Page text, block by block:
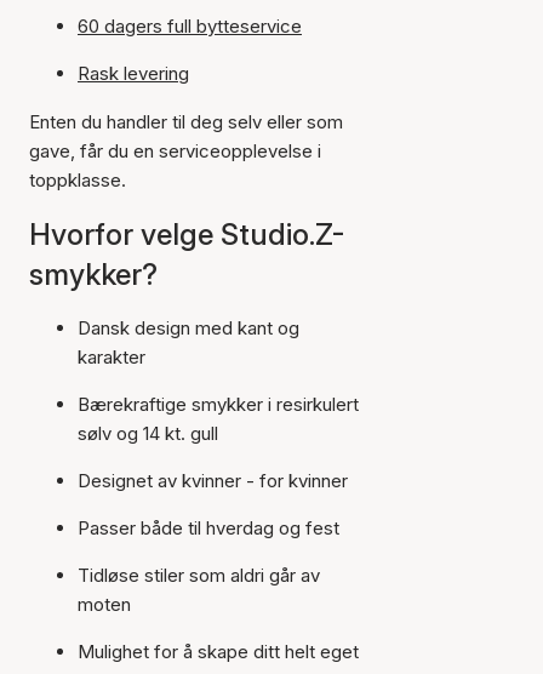
60 dagers full bytteservice
Rask levering
Enten du handler til deg selv eller som
gave, får du en serviceopplevelse i
toppklasse.
Hvorfor velge Studio.Z-
smykker?
Dansk design med kant og
karakter
Bærekraftige smykker i resirkulert
sølv og 14 kt. gull
Designet av kvinner - for kvinner
Passer både til hverdag og fest
Tidløse stiler som aldri går av
moten
Mulighet for å skape ditt helt eget